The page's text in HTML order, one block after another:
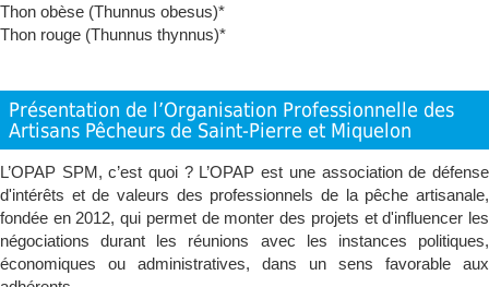
Thon obèse (Thunnus obesus)*
Thon rouge (Thunnus thynnus)*
Présentation de l’Organisation Professionnelle des
Artisans Pêcheurs de Saint-Pierre et Miquelon
L’OPAP SPM, c’est quoi ? L’OPAP est une association de défense
d'intérêts et de valeurs des professionnels de la pêche artisanale,
fondée en 2012, qui permet de monter des projets et d'influencer les
négociations durant les réunions avec les instances politiques,
économiques ou administratives, dans un sens favorable aux